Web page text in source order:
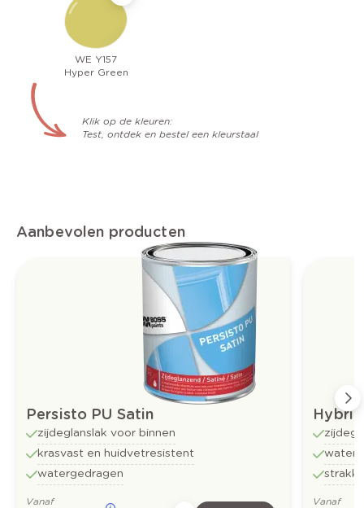
WE Y157
Hyper Green
Klik op de kleuren:
Test, ontdek en bestel een kleurstaal
Aanbevolen producten
Persisto PU Satin
zijdeglanslak voor binnen
krasvast en huidvetresistent
watergedragen
Vanaf Vanaf